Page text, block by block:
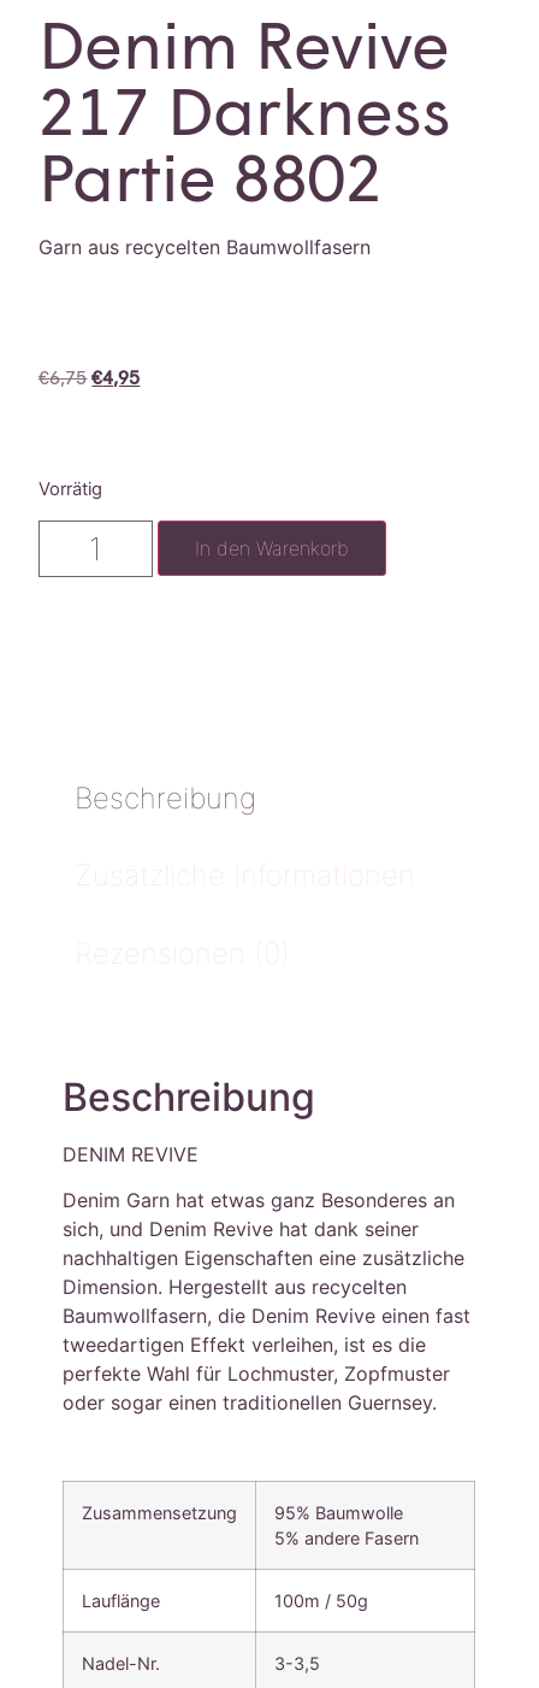
Denim Revive
217 Darkness
Partie 8802
Garn aus recycelten Baumwollfasern
€6,75 €4,95
Vorrätig
In den Warenkorb
Beschreibung
Zusätzliche Informationen
Beschreibung
DENIM REVIVE
Denim Garn hat etwas ganz Besonderes an
sich, und Denim Revive hat dank seiner
nachhaltigen Eigenschaften eine zusätzliche
Dimension. Hergestellt aus recycelten
Baumwollfasern, die Denim Revive einen fast
tweedartigen Effekt verleihen, ist es die
perfekte Wahl für Lochmuster, Zopfmuster
oder sogar einen traditionellen Guernsey.
Zusammensetzung
95% Baumwolle
5% andere Fasern
Lauflänge 100m / 50g
Nadel-Nr. 3-3,5